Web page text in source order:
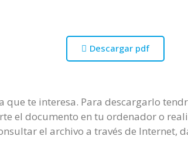
Descargar pdf
te interesa. Para descargarlo
el documento en tu ordenador o
el archivo a través de Internet,